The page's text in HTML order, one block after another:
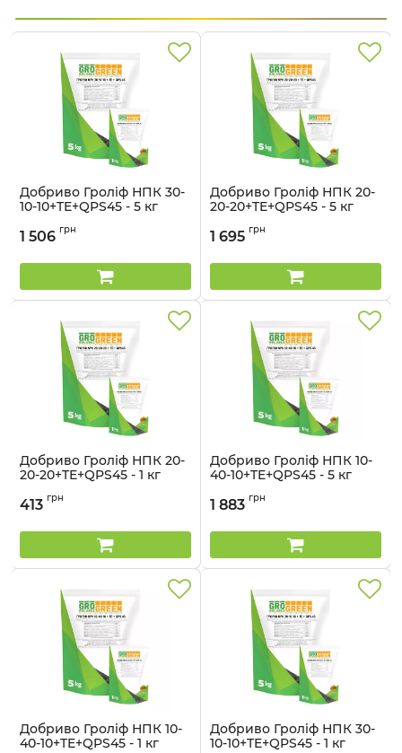
Добриво Гроліф НПК 30-
10-10+TE+QPS45 - 5 кг
1 506 грн
Добриво Гроліф НПК 20-
20-20+TE+QPS45 - 5 кг
1 695 грн
Добриво Гроліф НПК 20-
20-20+TE+QPS45 - 1 кг
413 грн
Добриво Гроліф НПК 10-
40-10+TE+QPS45 - 5 кг
1 883 грн
Добриво Гроліф НПК 10-
40-10+TE+QPS45 - 1 кг
Добриво Гроліф НПК 30-
10-10+TE+QPS45 - 1 кг